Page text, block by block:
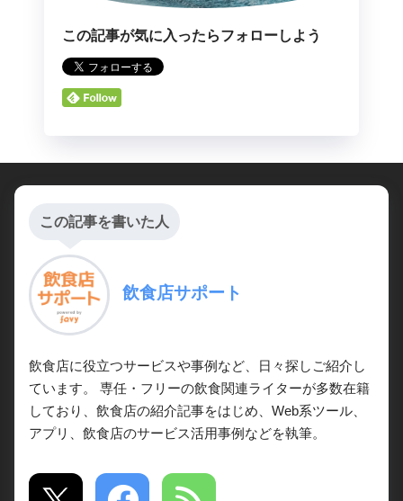
この記事が気に入ったらフォローしよう
この記事を書いた人
飲食店サポート
飲食店に役立つサービスや事例など、日々探しご紹介し
ています。 専任・フリーの飲食関連ライターが多数在籍
しており、飲食店の紹介記事をはじめ、Web系ツール、
アプリ、飲食店のサービス活用事例などを執筆。